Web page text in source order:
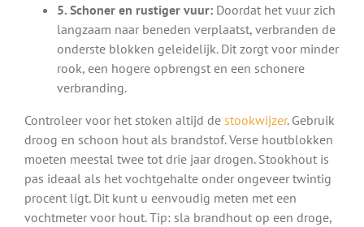
5. Schoner en rustiger vuur:Doordat het vuur zich
langzaam naar beneden verplaatst, verbranden de
onderste blokken geleidelijk. Dit zorgt voor minder
rook, een hogere opbrengst en een schonere
verbranding.
Controleer voor het stoken altijd de stookwijzer. Gebruik
droog en schoon hout als brandstof. Verse houtblokken
moeten meestal twee tot drie jaar drogen. Stookhout is
pas ideaal als het vochtgehalte onder ongeveer twintig
procent ligt. Dit kunt u eenvoudig meten met een
vochtmeter voor hout. Tip: sla brandhout op een droge,